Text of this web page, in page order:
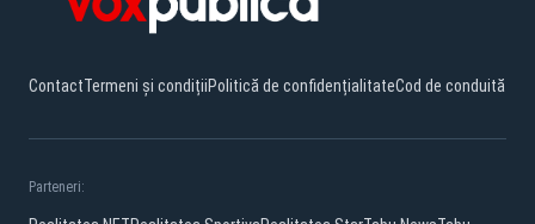
ContactTermeni și condițiiPolitică de confidențialitateCod de conduită
Parteneri: